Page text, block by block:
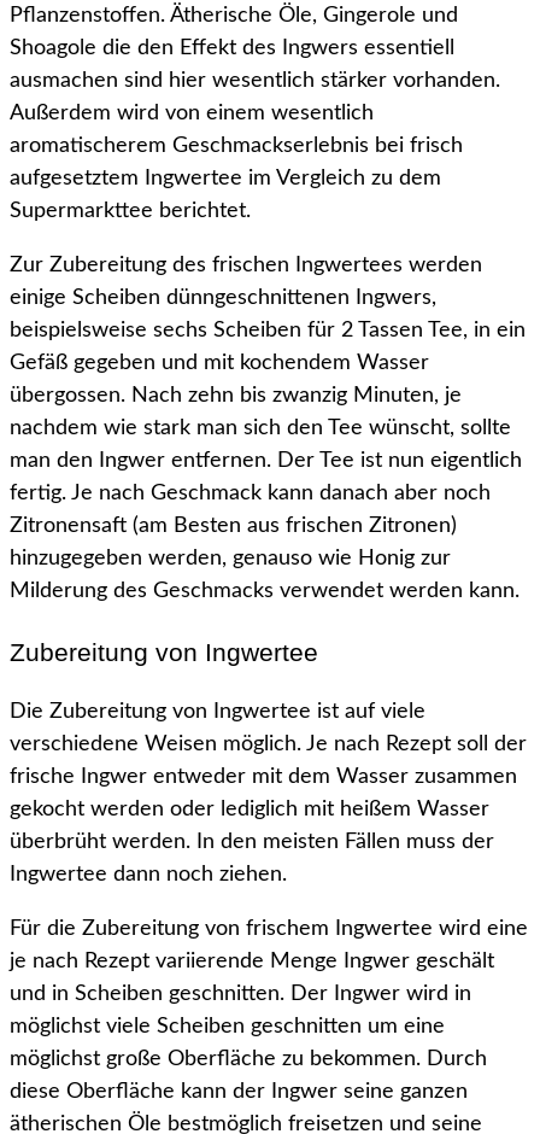
Pflanzenstoffen. Ätherische Öle, Gingerole und
Shoagole die den Effekt des Ingwers essentiell
ausmachen sind hier wesentlich stärker vorhanden.
Außerdem wird von einem wesentlich
aromatischerem Geschmackserlebnis bei frisch
aufgesetztem Ingwertee im Vergleich zu dem
Supermarkttee berichtet.
Zur Zubereitung des frischen Ingwertees werden
einige Scheiben dünngeschnittenen Ingwers,
beispielsweise sechs Scheiben für 2 Tassen Tee, in ein
Gefäß gegeben und mit kochendem Wasser
übergossen. Nach zehn bis zwanzig Minuten, je
nachdem wie stark man sich den Tee wünscht, sollte
man den Ingwer entfernen. Der Tee ist nun eigentlich
fertig. Je nach Geschmack kann danach aber noch
Zitronensaft (am Besten aus frischen Zitronen)
hinzugegeben werden, genauso wie Honig zur
Milderung des Geschmacks verwendet werden kann.
Zubereitung von Ingwertee
Die Zubereitung von Ingwertee ist auf viele
verschiedene Weisen möglich. Je nach Rezept soll der
frische Ingwer entweder mit dem Wasser zusammen
gekocht werden oder lediglich mit heißem Wasser
überbrüht werden. In den meisten Fällen muss der
Ingwertee dann noch ziehen.
Für die Zubereitung von frischem Ingwertee wird eine
je nach Rezept variierende Menge Ingwer geschält
und in Scheiben geschnitten. Der Ingwer wird in
möglichst viele Scheiben geschnitten um eine
möglichst große Oberfläche zu bekommen. Durch
diese Oberfläche kann der Ingwer seine ganzen
ätherischen Öle bestmöglich freisetzen und seine